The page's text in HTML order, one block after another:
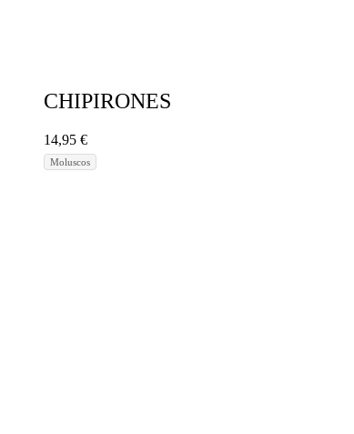
CHIPIRONES
14,95 €
Moluscos